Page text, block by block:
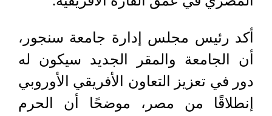
أكد رئيس مجلس إدارة جامعة سنجور،
أن الجامعة والمقر الجديد سيكون له
دور في تعزيز التعاون الأفريقي الأوروبي
إنطلاقًا من مصر، موضحًا أن الحرم